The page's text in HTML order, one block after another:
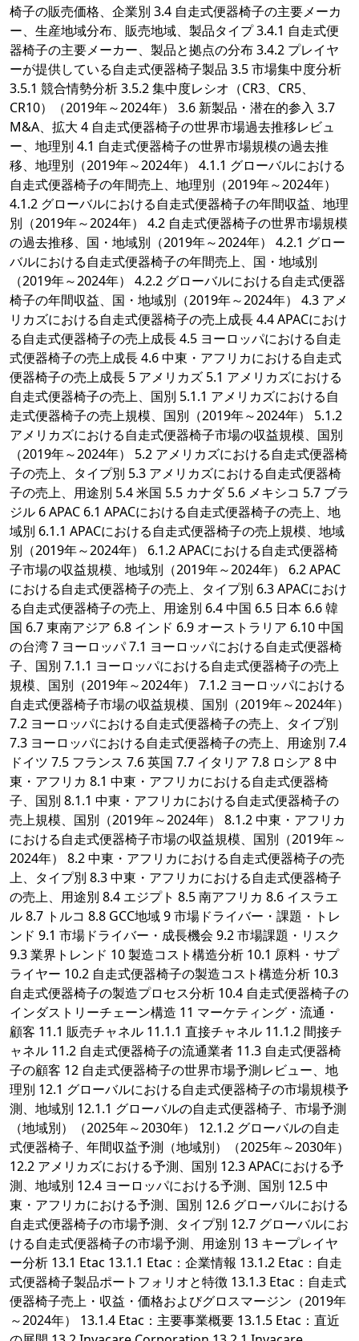
椅子の販売価格、企業別 3.4 自走式便器椅子の主要メーカ
ー、生産地域分布、販売地域、製品タイプ 3.4.1 自走式便
器椅子の主要メーカー、製品と拠点の分布 3.4.2 プレイヤ
ーが提供している自走式便器椅子製品 3.5 市場集中度分析
3.5.1 競合情勢分析 3.5.2 集中度レシオ（CR3、CR5、
CR10）（2019年～2024年） 3.6 新製品・潜在的参入 3.7
M&A、拡大 4 自走式便器椅子の世界市場過去推移レビュ
ー、地理別 4.1 自走式便器椅子の世界市場規模の過去推
移、地理別（2019年～2024年） 4.1.1 グローバルにおける
自走式便器椅子の年間売上、地理別（2019年～2024年）
4.1.2 グローバルにおける自走式便器椅子の年間収益、地理
別（2019年～2024年） 4.2 自走式便器椅子の世界市場規模
の過去推移、国・地域別（2019年～2024年） 4.2.1 グロー
バルにおける自走式便器椅子の年間売上、国・地域別
（2019年～2024年） 4.2.2 グローバルにおける自走式便器
椅子の年間収益、国・地域別（2019年～2024年） 4.3 アメ
リカズにおける自走式便器椅子の売上成長 4.4 APACにおけ
る自走式便器椅子の売上成長 4.5 ヨーロッパにおける自走
式便器椅子の売上成長 4.6 中東・アフリカにおける自走式
便器椅子の売上成長 5 アメリカズ 5.1 アメリカズにおける
自走式便器椅子の売上、国別 5.1.1 アメリカズにおける自
走式便器椅子の売上規模、国別（2019年～2024年） 5.1.2
アメリカズにおける自走式便器椅子市場の収益規模、国別
（2019年～2024年） 5.2 アメリカズにおける自走式便器椅
子の売上、タイプ別 5.3 アメリカズにおける自走式便器椅
子の売上、用途別 5.4 米国 5.5 カナダ 5.6 メキシコ 5.7 ブラ
ジル 6 APAC 6.1 APACにおける自走式便器椅子の売上、地
域別 6.1.1 APACにおける自走式便器椅子の売上規模、地域
別（2019年～2024年） 6.1.2 APACにおける自走式便器椅
子市場の収益規模、地域別（2019年～2024年） 6.2 APAC
における自走式便器椅子の売上、タイプ別 6.3 APACにおけ
る自走式便器椅子の売上、用途別 6.4 中国 6.5 日本 6.6 韓
国 6.7 東南アジア 6.8 インド 6.9 オーストラリア 6.10 中国
の台湾 7 ヨーロッパ 7.1 ヨーロッパにおける自走式便器椅
子、国別 7.1.1 ヨーロッパにおける自走式便器椅子の売上
規模、国別（2019年～2024年） 7.1.2 ヨーロッパにおける
自走式便器椅子市場の収益規模、国別（2019年～2024年）
7.2 ヨーロッパにおける自走式便器椅子の売上、タイプ別
7.3 ヨーロッパにおける自走式便器椅子の売上、用途別 7.4
ドイツ 7.5 フランス 7.6 英国 7.7 イタリア 7.8 ロシア 8 中
東・アフリカ 8.1 中東・アフリカにおける自走式便器椅
子、国別 8.1.1 中東・アフリカにおける自走式便器椅子の
売上規模、国別（2019年～2024年） 8.1.2 中東・アフリカ
における自走式便器椅子市場の収益規模、国別（2019年～
2024年） 8.2 中東・アフリカにおける自走式便器椅子の売
上、タイプ別 8.3 中東・アフリカにおける自走式便器椅子
の売上、用途別 8.4 エジプト 8.5 南アフリカ 8.6 イスラエ
ル 8.7 トルコ 8.8 GCC地域 9 市場ドライバー・課題・トレ
ンド 9.1 市場ドライバー・成長機会 9.2 市場課題・リスク
9.3 業界トレンド 10 製造コスト構造分析 10.1 原料・サプ
ライヤー 10.2 自走式便器椅子の製造コスト構造分析 10.3
自走式便器椅子の製造プロセス分析 10.4 自走式便器椅子の
インダストリーチェーン構造 11 マーケティング・流通・
顧客 11.1 販売チャネル 11.1.1 直接チャネル 11.1.2 間接チ
ャネル 11.2 自走式便器椅子の流通業者 11.3 自走式便器椅
子の顧客 12 自走式便器椅子の世界市場予測レビュー、地
理別 12.1 グローバルにおける自走式便器椅子の市場規模予
測、地域別 12.1.1 グローバルの自走式便器椅子、市場予測
（地域別）（2025年～2030年） 12.1.2 グローバルの自走
式便器椅子、年間収益予測（地域別）（2025年～2030年）
12.2 アメリカズにおける予測、国別 12.3 APACにおける予
測、地域別 12.4 ヨーロッパにおける予測、国別 12.5 中
東・アフリカにおける予測、国別 12.6 グローバルにおける
自走式便器椅子の市場予測、タイプ別 12.7 グローバルにお
ける自走式便器椅子の市場予測、用途別 13 キープレイヤ
ー分析 13.1 Etac 13.1.1 Etac：企業情報 13.1.2 Etac：自走
式便器椅子製品ポートフォリオと特徴 13.1.3 Etac：自走式
便器椅子売上・収益・価格およびグロスマージン（2019年
～2024年） 13.1.4 Etac：主要事業概要 13.1.5 Etac：直近